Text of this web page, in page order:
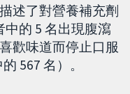
述了對營養補充劑
的 5 名出現腹瀉
歡味道而停止口服
567 名）。